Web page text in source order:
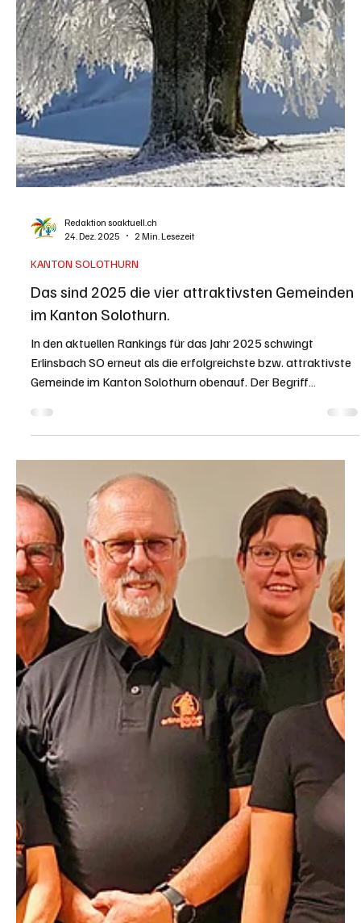
Redaktion soaktuell.ch
24. Dez. 2025
2 Min. Lesezeit
KANTON SOLOTHURN
Das sind 2025 die vier attraktivsten Gemeinden
im Kanton Solothurn.
In den aktuellen Rankings für das Jahr 2025 schwingt
Erlinsbach SO erneut als die erfolgreichste bzw. attraktivste
Gemeinde im Kanton Solothurn obenauf. Der Begriff
„erfolgreich“ wird dabei meist über das jährliche
Gemeinderanking der Handelszeitung/BILANZ (erstellt durch